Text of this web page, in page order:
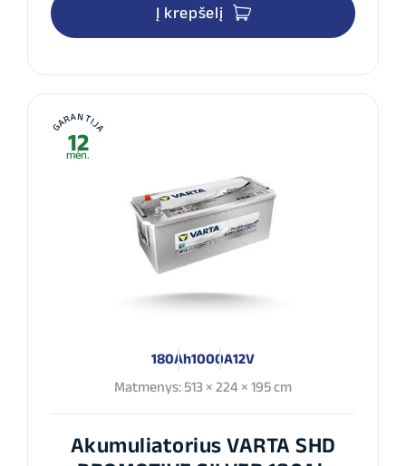
Į krepšelį
GARANTIJA
12
mėn.
180Ah1000A12V
Matmenys: 513 × 224 × 195 cm
Akumuliatorius VARTA SHD